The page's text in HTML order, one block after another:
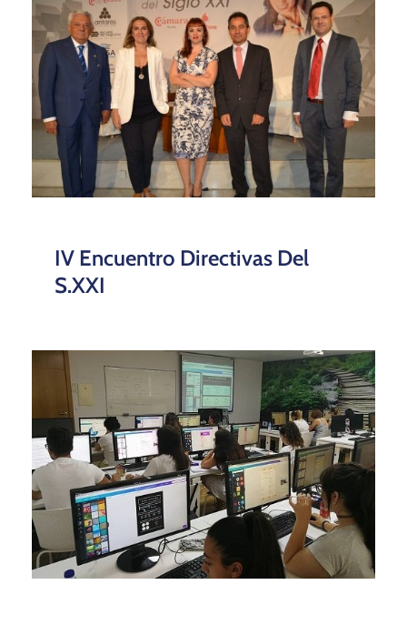
IV Encuentro Directivas Del
S.XXI